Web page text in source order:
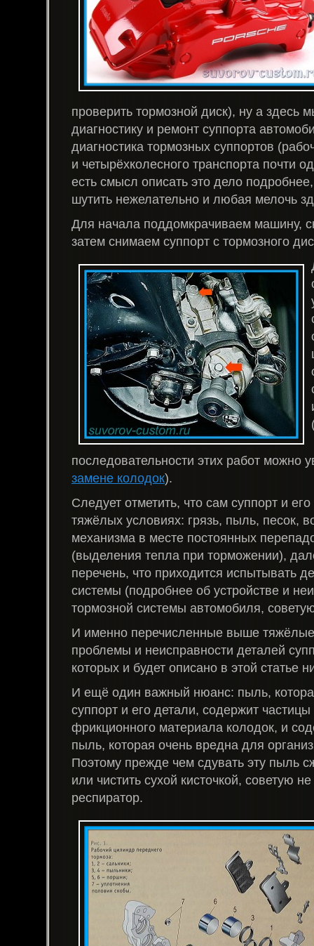
проверить тормозной диск), ну а здесь
диагностику и ремонт суппорта
диагностика тормозных суппортов
и четырёхколесного транспорта почти
есть смысл описать это дело
шутить нежелательно и любая мелочь
Для начала поддомкрачиваем машину,
затем снимаем суппорт с тормозного
последовательности этих работ можно
замене колодок).
Следует отметить, что сам суппорт и
тяжёлых условиях: грязь, пыль, песок,
механизма в месте постоянных
(выделения тепла при торможении),
перечень, что приходится испытывать
системы (подробнее об устройстве и
тормозной системы автомобиля,
И именно перечисленные выше
проблемы и неисправности деталей
которых и будет описано в этой статье
И ещё один важный нюанс: пыль,
суппорт и его детали, содержит
фрикционного материала колодок, и
пыль, которая очень вредна для
Поэтому прежде чем сдувать эту пыль
или чистить сухой кисточкой, советую
респиратор.